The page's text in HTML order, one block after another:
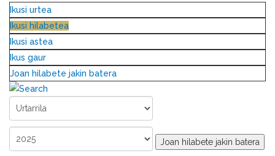
Ikusi urtea
Ikusi hilabetea
Ikusi astea
Ikus gaur
Joan hilabete jakin batera
Joan hilabete jakin batera